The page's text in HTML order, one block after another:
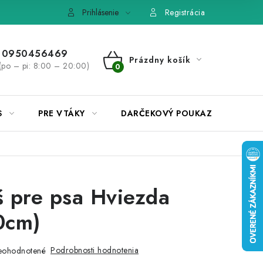
Pravidlá súťaží na Facebooku
Prihlásenie Registrácia
0950456469
(po – pi: 8:00 – 20:00)
NÁKUPNÝ
Prázdny košík
PRE VTÁKY DARČEKOVÝ POUKAZ
pre psa Hviezda
Podrobnosti hodnotenia